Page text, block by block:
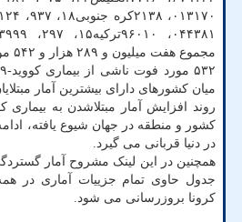
میان کشورهای دارای بیشترین آمار
کشور و منطقه در جهان شیوع یافته،
در دنیا قربانی می گیرد.
همچنین در این لینک مشروح آمار
جدول حاوی تمام جزییات آماری در
کرونا بروزرسانی می شود.